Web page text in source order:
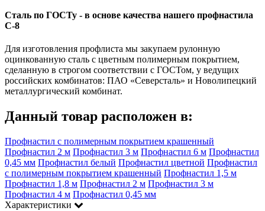
Сталь по ГОСТу - в основе качества нашего профнастила
C-8
Для изготовления профлиста мы закупаем рулонную
оцинкованную сталь с цветным полимерным покрытием,
сделанную в строгом соответствии с ГОСТом, у ведущих
российских комбинатов: ПАО «Северсталь» и Новолипецкий
металлургический комбинат.
Данный товар расположен в:
Профнастил с полимерным покрытием крашенный
Профнастил 2 м Профнастил 3 м Профнастил 6 м Профнастил
0,45 мм Профнастил белый Профнастил цветной Профнастил
с полимерным покрытием крашенный Профнастил 1,5 м
Профнастил 1,8 м Профнастил 2 м Профнастил 3 м
Профнастил 4 м Профнастил 0,45 мм
Характеристики